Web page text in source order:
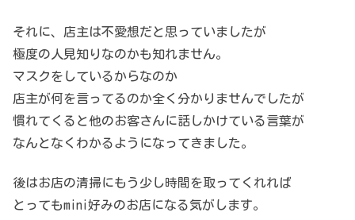
それに、店主は不愛想だと思っていましたが
極度の人見知りなのかも知れません。
マスクをしているからなのか
店主が何を言ってるのか全く分かりませんでしたが
慣れてくると他のお客さんに話しかけている言葉が
なんとなくわかるようになってきました。
後はお店の清掃にもう少し時間を取ってくれれば
とってもmini好みのお店になる気がします。